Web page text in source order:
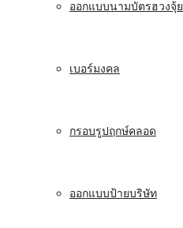
ออกแบบนามบัตรฮวงจุ้ย
เบอร์มงคล
กรอบรูปฤกษ์คลอด
ออกแบบป้ายบริษัท